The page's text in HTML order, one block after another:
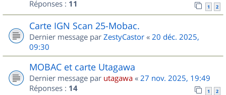
Réponses : 11 1 2
Carte IGN Scan 25-Mobac.
Dernier message par ZestyCastor « 20 déc. 2025,
09:30
MOBAC et carte Utagawa
Dernier message par utagawa « 27 nov. 2025, 19:49
Réponses : 14 1 2